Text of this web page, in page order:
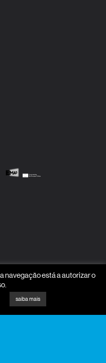
navegação está a autorizar o
saiba mais